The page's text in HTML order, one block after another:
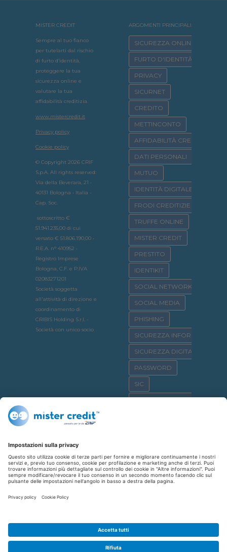
MISTER CREDIT
Sempre al tuo fianco
per tutelarti dal rischio
di furto d’identità,
proteggere la tua
sicurezza online e
valutare la tua
affidabilità creditizia.
www.mistercredit.it
Privacy policy
Cookie policy
© Copyright 2026 CRIF
S.p.A. All rights reserved:
Via della Beverara, 21 •
40131 Bologna • Italia -
Cap. Soc.
sottoscritto €
51.941.235,00 di cui
versato € 51.806.190,00 •
R.E.A. n° 410952 •
Registro Imprese
Bologna, C.F. e P.IVA
02083271201
Società soggetta
all'attività di direzione e
coordinamento di
CRIBIS Holding S.r.l. -
Società con unico socio
ARGOMENTI PRINCIPALI
SICUREZZA ONLINE
FURTO D'IDENTITÀ
PRIVACY
SICURNET
CREDITO
METTINCONTO
AFFIDABILITÀ CREDITIZIA
DATI PERSONALI
MUTUO
IDENTITÀ DIGITALE
FRODI CREDITIZIE
TRUFFE ONLINE
MISTER CREDIT
PRESTITO
IDENTIKIT
SOCIAL NETWORK
SOCIAL MEDIA
PHISHING
SICUREZZA INFORMATICA
SICUREZZA DIGITALE
PASSWORD
SIC
CREDITO AL CONSUMO
SHOPPING